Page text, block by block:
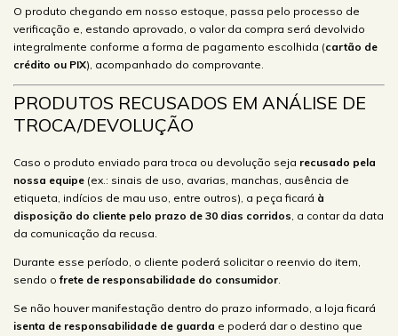
O produto chegando em nosso estoque, passa pelo processo de
verificação e, estando aprovado, o valor da compra será devolvido
integralmente conforme a forma de pagamento escolhida (cartão de
crédito ou PIX), acompanhado do comprovante.
PRODUTOS RECUSADOS EM ANÁLISE DE
TROCA/DEVOLUÇÃO
Caso o produto enviado para troca ou devolução seja recusado pela
nossa equipe (ex.: sinais de uso, avarias, manchas, ausência de
etiqueta, indícios de mau uso, entre outros), a peça ficará à
disposição do cliente pelo prazo de 30 dias corridos, a contar da data
da comunicação da recusa.
Durante esse período, o cliente poderá solicitar o reenvio do item,
sendo ofrete de responsabilidade do consumidor.
Se não houver manifestação dentro do prazo informado, a loja ficará
isenta de responsabilidade de guarda e poderá dar o destino que